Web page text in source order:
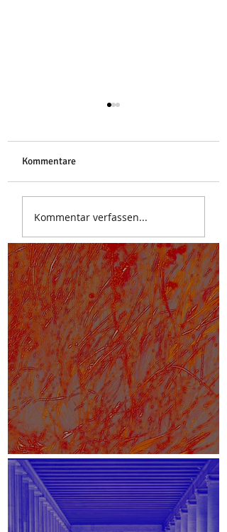
Stoa des Attalos
Kommentare
Kommentar verfassen...
White Paper